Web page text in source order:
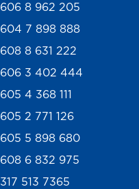
606 8 962 205
604 7 898 888
608 8 631 222
606 3 402 444
605 4 368 111
605 2 771 126
605 5 898 680
608 6 832 975
317 513 7365